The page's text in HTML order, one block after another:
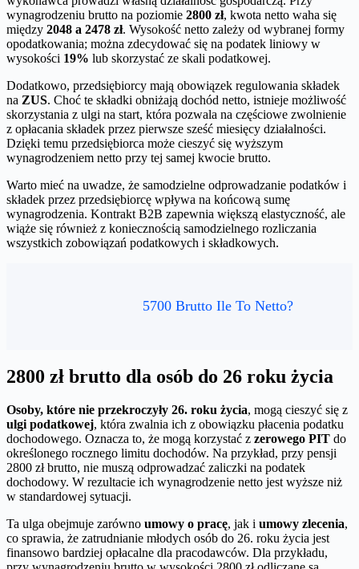
wynagrodzeniu brutto na poziomie 2800 zł, kwota netto waha się
między 2048 a 2478 zł. Wysokość netto zależy od wybranej formy
opodatkowania; można zdecydować się na podatek liniowy w
wysokości 19% lub skorzystać ze skali podatkowej.
Dodatkowo, przedsiębiorcy mają obowiązek regulowania składek
na ZUS. Choć te składki obniżają dochód netto, istnieje możliwość
skorzystania z ulgi na start, która pozwala na częściowe zwolnienie
z opłacania składek przez pierwsze sześć miesięcy działalności.
Dzięki temu przedsiębiorca może cieszyć się wyższym
wynagrodzeniem netto przy tej samej kwocie brutto.
Warto mieć na uwadze, że samodzielne odprowadzanie podatków i
składek przez przedsiębiorcę wpływa na końcową sumę
wynagrodzenia. Kontrakt B2B zapewnia większą elastyczność, ale
wiąże się również z koniecznością samodzielnego rozliczania
wszystkich zobowiązań podatkowych i składkowych.
5700 Brutto Ile To Netto?
2800 zł brutto dla osób do 26 roku życia
Osoby, które nie przekroczyły 26. roku życia, mogą cieszyć się z
ulgi podatkowej, która zwalnia ich z obowiązku płacenia podatku
dochodowego. Oznacza to, że mogą korzystać z zerowego PIT do
określonego rocznego limitu dochodów. Na przykład, przy pensji
2800 zł brutto, nie muszą odprowadzać zaliczki na podatek
dochodowy. W rezultacie ich wynagrodzenie netto jest wyższe niż
w standardowej sytuacji.
Ta ulga obejmuje zarówno umowy o pracę, jak i umowy zlecenia,
co sprawia, że zatrudnianie młodych osób do 26. roku życia jest
finansowo bardziej opłacalne dla pracodawców. Dla przykładu,